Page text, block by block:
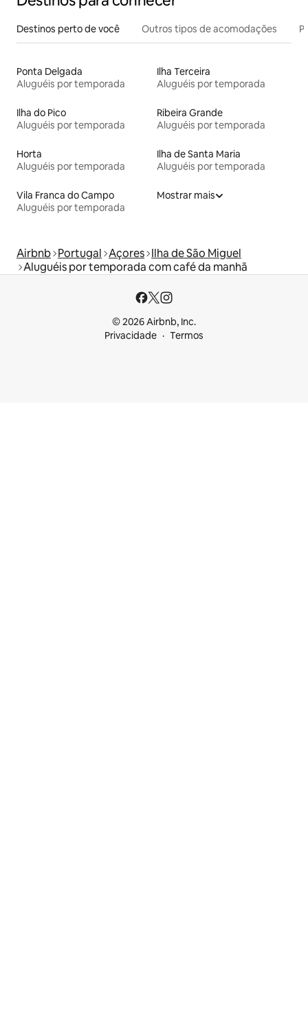
Destinos perto de você Outros tipos de acomodações
Ponta Delgada
Aluguéis por temporada
Ilha Terceira
Aluguéis por temporada
Ilha do Pico
Aluguéis por temporada
Ribeira Grande
Aluguéis por temporada
Horta
Aluguéis por temporada
Ilha de Santa Maria
Aluguéis por temporada
Vila Franca do Campo
Aluguéis por temporada
Mostrar mais
Airbnb Portugal Açores Ilha de São Miguel
Aluguéis por temporada com café da manhã
© 2026 Airbnb, Inc.
Privacidade
Termos